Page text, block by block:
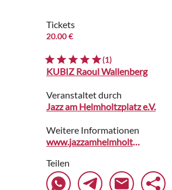
Tickets
20.00 €
(1)
KUBIZ Raoul Wallenberg
Veranstaltet durch
Jazz am Helmholtzplatz e.V.
Weitere Informationen
www.jazzamhelmholtzplatz.com
Teilen